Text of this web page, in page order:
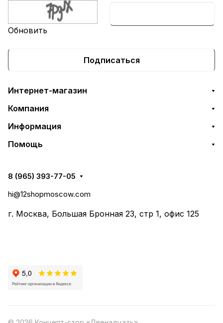
Обновить
Подписаться
Интернет-магазин
Компания
Информация
Помощь
8 (965) 393-77-05
hi@12shopmoscow.com
г. Москва, Большая Бронная 23, стр 1, офис 125